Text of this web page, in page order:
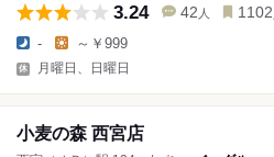
3.24 42 人 1102
- ～￥999
月曜日、日曜日
小麦の森 西宮店